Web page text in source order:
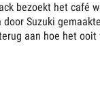
bezoekt het café
Suzuki
aan hoe het ooit